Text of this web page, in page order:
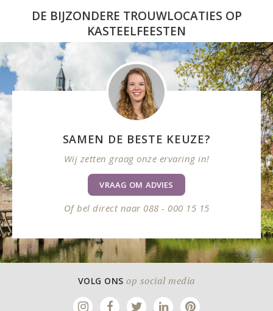
DE BIJZONDERE TROUWLOCATIES OP
KASTEELFEESTEN
SAMEN DE BESTE KEUZE?
Wij zetten graag onze ervaring in!
VRAAG OM ADVIES
Of bel direct naar 088 - 000 15 15
VOLG ONS op social media